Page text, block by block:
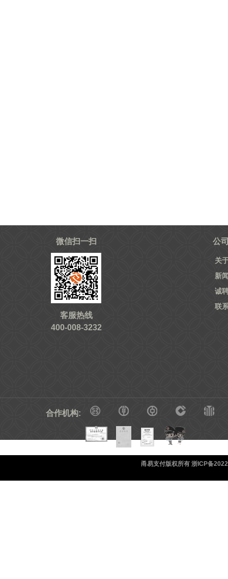
微信扫一扫
客服热线
400-008-3232
公
关
新
诚
联
合作机构:
甬易支付版权所有 浙ICP备